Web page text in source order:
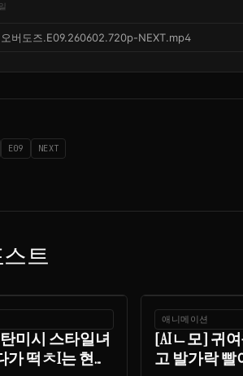
버도즈.E09.260602.720p-NEXT.mp4
E09 NEXT
트
미시 스타일녀
가 떡ㅊI는 현...
애니메이션
[AIㄴ모] 귀
고 발가락 빨